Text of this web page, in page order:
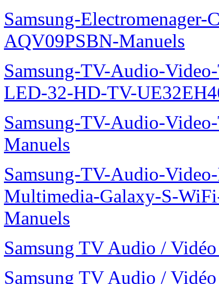
Samsung-
AQV09PSBN-Manuels
Samsung-TV-Audio-
LED-32-HD-TV-
Samsung-TV-Audio-
Manuels
Samsung-TV-Audio-
Multimedia-Galaxy-S-
Manuels
Samsung TV Audio /
Samsung TV Audio /